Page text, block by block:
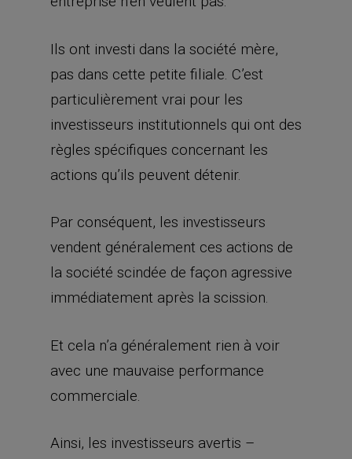
Ils ont investi dans la société mère,
pas dans cette petite filiale. C’est
particulièrement vrai pour les
investisseurs institutionnels qui ont des
règles spécifiques concernant les
actions qu’ils peuvent détenir.
Par conséquent, les investisseurs
vendent généralement ces actions de
la société scindée de façon agressive
immédiatement après la scission.
Et cela n’a généralement rien à voir
avec une mauvaise performance
commerciale.
Ainsi, les investisseurs avertis –